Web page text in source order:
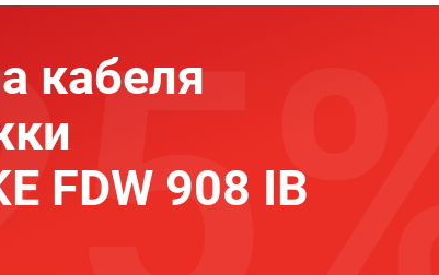
кабеля
FDW 908 IB